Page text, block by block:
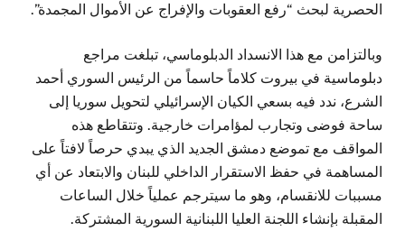
الحصرية لبحث “رفع العقوبات والإفراج عن الأموال المجمدة”.
وبالتزامن مع هذا الانسداد الدبلوماسي، تبلغت مراجع
دبلوماسية في بيروت كلاماً حاسماً من الرئيس السوري أحمد
الشرع، ندد فيه بسعي الكيان الإسرائيلي لتحويل سوريا إلى
ساحة فوضى وتجارب لمؤامرات خارجية. وتتقاطع هذه
المواقف مع تموضع دمشق الجديد الذي يبدي حرصاً لافتاً على
المساهمة في حفظ الاستقرار الداخلي للبنان والابتعاد عن أي
مسببات للانقسام، وهو ما سيترجم عملياً خلال الساعات
المقبلة بإنشاء اللجنة العليا اللبنانية السورية المشتركة.